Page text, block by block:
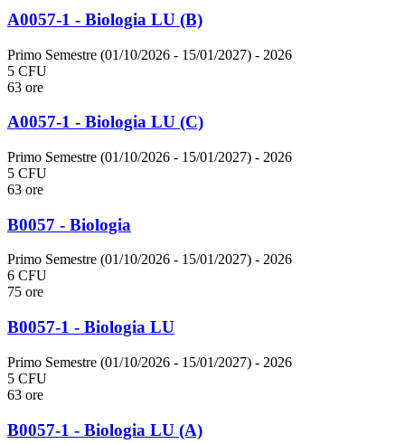
A0057-1 - Biologia LU (B)
Primo Semestre (01/10/2026 - 15/01/2027) - 2026
5 CFU
63 ore
A0057-1 - Biologia LU (C)
Primo Semestre (01/10/2026 - 15/01/2027) - 2026
5 CFU
63 ore
B0057 - Biologia
Primo Semestre (01/10/2026 - 15/01/2027) - 2026
6 CFU
75 ore
B0057-1 - Biologia LU
Primo Semestre (01/10/2026 - 15/01/2027) - 2026
5 CFU
63 ore
B0057-1 - Biologia LU (A)